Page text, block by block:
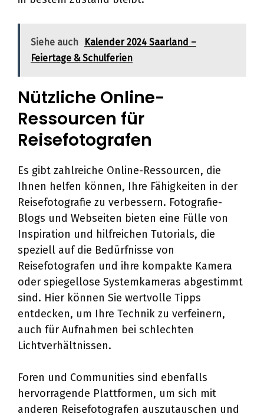
Siehe auch
Kalender 2024 Saarland –
Feiertage & Schulferien
Nützliche Online-
Ressourcen für
Reisefotografen
Es gibt zahlreiche Online-Ressourcen, die
Ihnen helfen können, Ihre Fähigkeiten in der
Reisefotografie zu verbessern. Fotografie-
Blogs und Webseiten bieten eine Fülle von
Inspiration und hilfreichen Tutorials, die
speziell auf die Bedürfnisse von
Reisefotografen und ihre kompakte Kamera
oder spiegellose Systemkameras abgestimmt
sind. Hier können Sie wertvolle Tipps
entdecken, um Ihre Technik zu verfeinern,
auch für Aufnahmen bei schlechten
Lichtverhältnissen.
Foren und Communities sind ebenfalls
hervorragende Plattformen, um sich mit
anderen Reisefotografen auszutauschen und